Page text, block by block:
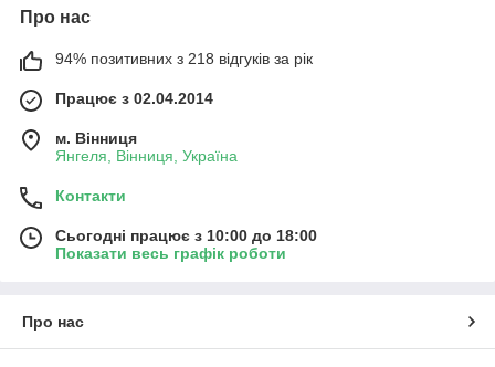
Про нас
94% позитивних з 218 відгуків за рік
Працює з 02.04.2014
м. Вінниця
Янгеля, Вінниця, Україна
Контакти
Сьогодні працює з 10:00 до 18:00
Показати весь графік роботи
Про нас